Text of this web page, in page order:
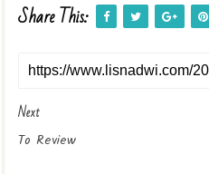
Share This:
Next
To Review